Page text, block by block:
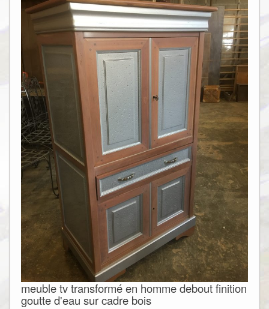
meuble tv transformé en homme debout finition
goutte d'eau sur cadre bois